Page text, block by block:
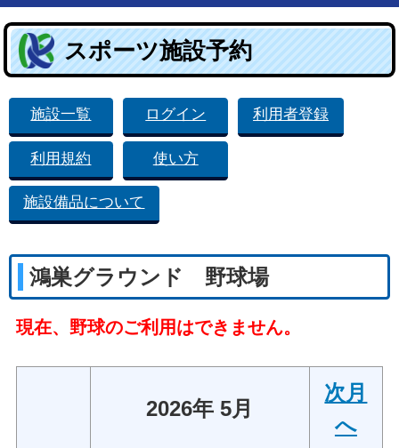
スポーツ施設予約
施設一覧 ログイン 利用者登録
利用規約 使い方
施設備品について
鴻巣グラウンド 野球場
現在、野球のご利用はできません。
2026年 5月
次月
へ